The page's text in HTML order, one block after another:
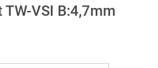
VSI B:4,7mm